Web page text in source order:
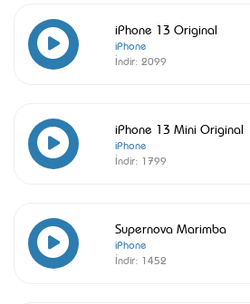
iPhone 13 Original
iPhone
İndir: 2099
iPhone 13 Mini Original
iPhone
İndir: 1799
Supernova Marimba
iPhone
İndir: 1452